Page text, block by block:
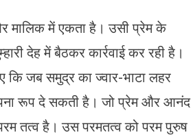
मालिक में एकता है। उसी प्रेम के
देह में बैठकर कार्रवाई कर रही है।
कि जब समुद्र का ज्वार-भाटा लहर
रूप दे सकती है। जो प्रेम और आनंद
तत्व है। उस परमतत्व को परम पुरुष